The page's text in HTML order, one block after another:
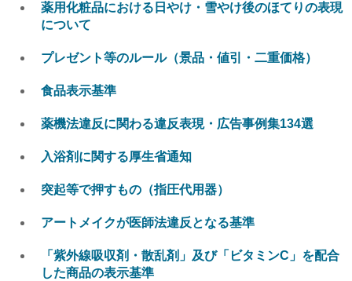
薬用化粧品における日やけ・雪やけ後のほてりの表現
について
プレゼント等のルール（景品・値引・二重価格）
食品表示基準
薬機法違反に関わる違反表現・広告事例集134選
入浴剤に関する厚生省通知
突起等で押すもの（指圧代用器）
アートメイクが医師法違反となる基準
「紫外線吸収剤・散乱剤」及び「ビタミンC」を配合
した商品の表示基準